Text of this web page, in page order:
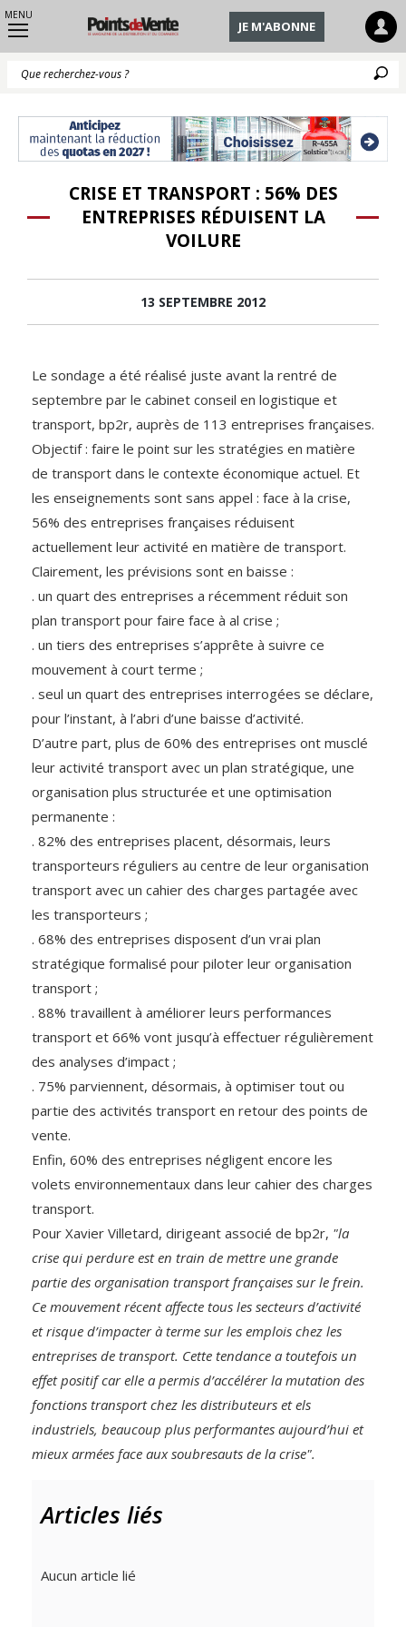
MENU
JE M'ABONNE
CRISE ET TRANSPORT : 56% DES
ENTREPRISES RÉDUISENT LA
VOILURE
13 SEPTEMBRE 2012
Le sondage a été réalisé juste avant la rentré de
septembre par le cabinet conseil en logistique et
transport, bp2r, auprès de 113 entreprises françaises.
Objectif : faire le point sur les stratégies en matière
de transport dans le contexte économique actuel. Et
les enseignements sont sans appel : face à la crise,
56% des entreprises françaises réduisent
actuellement leur activité en matière de transport.
Clairement, les prévisions sont en baisse :
. un quart des entreprises a récemment réduit son
plan transport pour faire face à al crise ;
. un tiers des entreprises s’apprête à suivre ce
mouvement à court terme ;
. seul un quart des entreprises interrogées se déclare,
pour l’instant, à l’abri d’une baisse d’activité.
D’autre part, plus de 60% des entreprises ont musclé
leur activité transport avec un plan stratégique, une
organisation plus structurée et une optimisation
permanente :
. 82% des entreprises placent, désormais, leurs
transporteurs réguliers au centre de leur organisation
transport avec un cahier des charges partagée avec
les transporteurs ;
. 68% des entreprises disposent d’un vrai plan
stratégique formalisé pour piloter leur organisation
transport ;
. 88% travaillent à améliorer leurs performances
transport et 66% vont jusqu’à effectuer régulièrement
des analyses d’impact ;
. 75% parviennent, désormais, à optimiser tout ou
partie des activités transport en retour des points de
vente.
Enfin, 60% des entreprises négligent encore les
volets environnementaux dans leur cahier des charges
transport.
Pour Xavier Villetard, dirigeant associé de bp2r, "la
crise qui perdure est en train de mettre une grande
partie des organisation transport françaises sur le frein.
Ce mouvement récent affecte tous les secteurs d’activité
et risque d’impacter à terme sur les emplois chez les
entreprises de transport. Cette tendance a toutefois un
effet positif car elle a permis d’accélérer la mutation des
fonctions transport chez les distributeurs et els
industriels, beaucoup plus performantes aujourd’hui et
mieux armées face aux soubresauts de la crise".
Articles liés
Aucun article lié